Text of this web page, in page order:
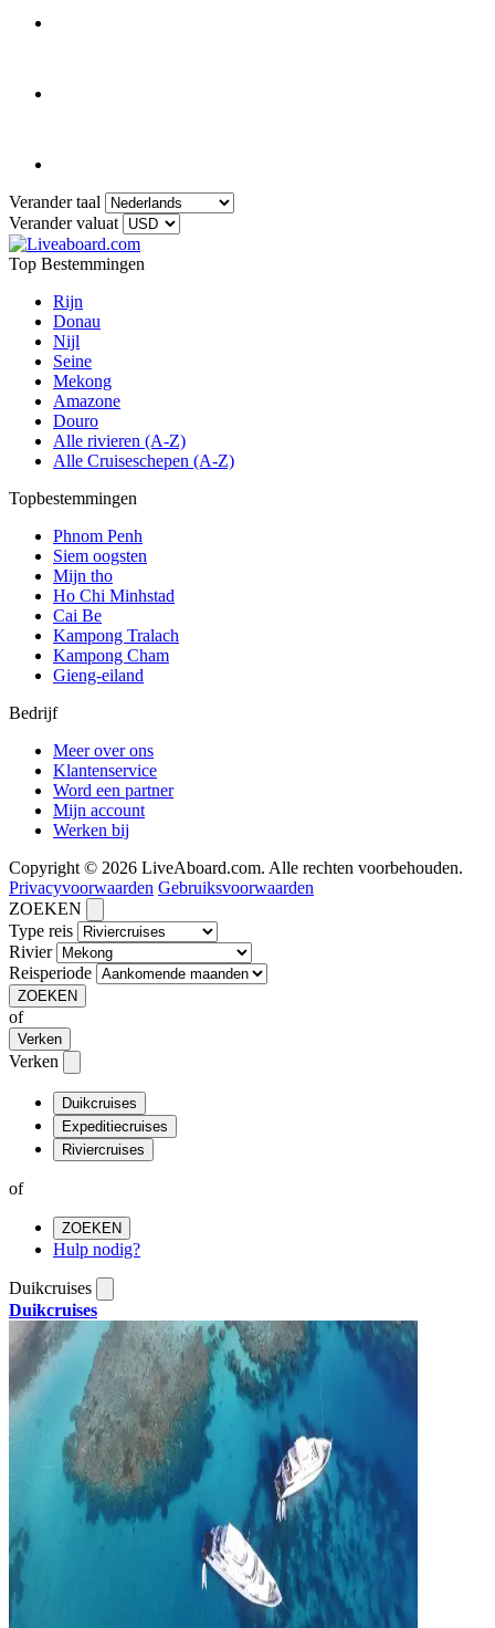
Verander taal
Verander valuat
Top Bestemmingen
Rijn
Donau
Nijl
Seine
Mekong
Amazone
Douro
Alle rivieren (A-Z)
Alle Cruiseschepen (A-Z)
Topbestemmingen
Phnom Penh
Siem oogsten
Mijn tho
Ho Chi Minhstad
Cai Be
Kampong Tralach
Kampong Cham
Gieng-eiland
Bedrijf
Meer over ons
Klantenservice
Word een partner
Mijn account
Werken bij
Copyright © 2026 LiveAboard.com. Alle rechten voorbehouden.
Privacyvoorwaarden Gebruiksvoorwaarden
ZOEKEN
Type reis
Rivier
Reisperiode
ZOEKEN
of
Verken
Verken
Duikcruises
Expeditiecruises
Riviercruises
of
ZOEKEN
Hulp nodig?
Duikcruises
Duikcruises